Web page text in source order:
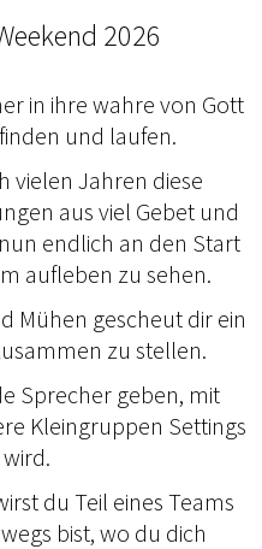
2026
in ihre wahre von Gott
und laufen.
vielen Jahren diese
aus viel Gebet und
endlich an den Start
aufleben zu sehen.
Mühen gescheut dir ein
zu stellen.
Sprecher geben, mit
Kleingruppen Settings
du Teil eines Teams
bist, wo du dich